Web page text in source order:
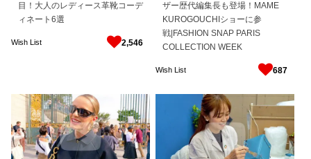
目！大人のレディース革靴コーデ
ィネート6選
2,546
Wish List
ザー歴代編集長も登場！MAME
KUROGOUCHIショーに参
戦|FASHION SNAP PARIS
COLLECTION WEEK
687
Wish List